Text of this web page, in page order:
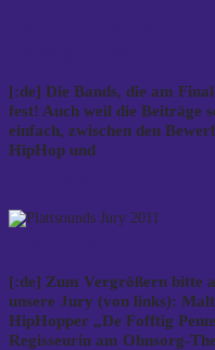
[:de] Die Bands, die am
fest! Auch weil die Beiträge
einfach, zwischen den
HipHop und
[:de] Zum Vergrößern bitte
unsere Jury (von links):
HipHopper „De Fofftig
Regisseurin am Ohnsorg-